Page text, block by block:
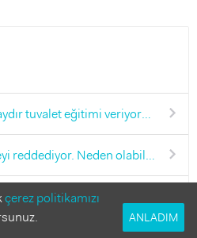
1. 3 yaşındaki kızımıza 6 aydır tuvalet eğitimi veriyoruz. Gittikçe daha da kötüleşiyor, neden olabilir?
2. Oğlum lazımlığa işemeyi reddediyor. Neden olabilir?
çerez politikamızı
ANLADIM